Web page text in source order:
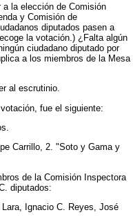
la elección de Comisión
y Comisión de
diputados pasen a
la votación.) ¿Falta algún
ciudadano diputado por
a los miembros de la Mesa
al escrutinio.
fue el siguiente:
Carrillo, 2. "Soto y Gama y
de la Comisión Inspectora
diputados:
Ignacio C. Reyes, José